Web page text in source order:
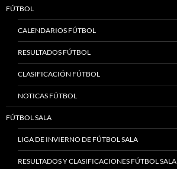
FÚTBOL
CALENDARIOS FÚTBOL
RESULTADOS FÚTBOL
CLASIFICACIÓN FÚTBOL
NOTICAS FÚTBOL
FÚTBOL SALA
LIGA DE INVIERNO DE FÚTBOL SALA
RESULTADOS Y CLASIFICACIONES FÚTBOL SALA